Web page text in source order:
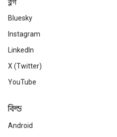
ব্লগ
Bluesky
Instagram
LinkedIn
X (Twitter)
YouTube
বিল্ড
Android